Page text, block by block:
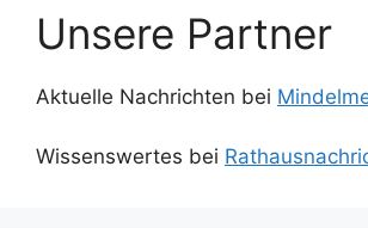
Unsere Partner
Aktuelle Nachrichten bei
Wissenswertes bei